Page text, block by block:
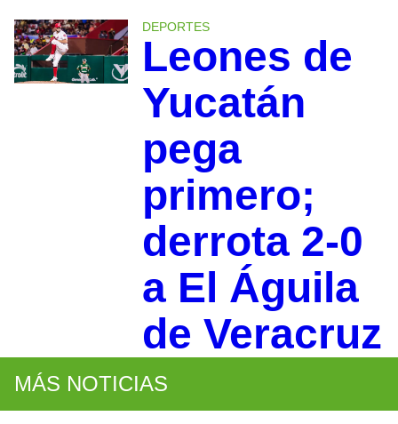
DEPORTES
Leones de
Yucatán
pega
primero;
derrota 2-0
a El Águila
de Veracruz
MÁS NOTICIAS